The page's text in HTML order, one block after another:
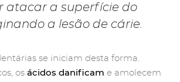
atacar a superfície do
a lesão de cárie.
se iniciam desta forma.
os ácidos danificam e amolecem